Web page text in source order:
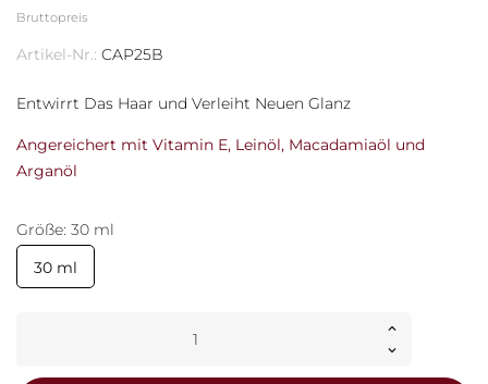
Bruttopreis
Artikel-Nr.: CAP25B
Entwirrt Das Haar und Verleiht Neuen Glanz
Angereichert mit Vitamin E, Leinöl, Macadamiaöl und
Arganöl
Größe: 30 ml
30 ml